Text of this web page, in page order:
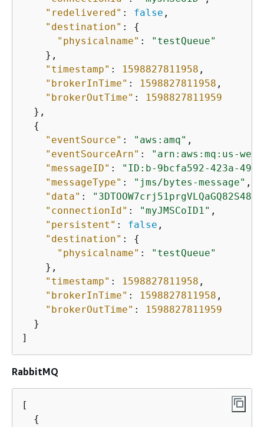
"redelivered" : false ,
"destination" : {
"physicalname" :
"testQueue"
    },
"timestamp" : 1598827811958 ,
"brokerInTime" : 1598827811958 ,
"brokerOutTime" :
1598827811959
  },
{
"eventSource" : "aws:amq" ,
"eventSourceArn" :
"arn:aws:mq:us-
"messageID" :
"ID:b-9bcfa592-423a-
"messageType" : "jms/bytes-message" ,
"data" :
"connectionId" : "myJMSCoID1" ,
"persistent" : false ,
"destination" : {
"physicalname" :
"testQueue"
    },
"timestamp" : 1598827811958 ,
"brokerInTime" : 1598827811958 ,
"brokerOutTime" :
1598827811959
  }
]
RabbitMQ
[
{